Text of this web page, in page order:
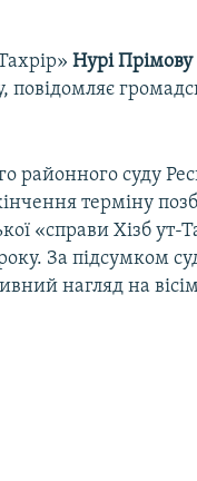
Нурі Прімову
повідомляє
районного суду
терміну
«справи Хізб ут-
За підсумком
нагляд на